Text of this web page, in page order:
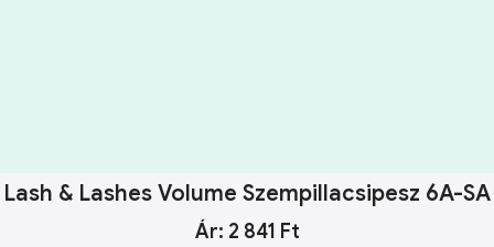
Lash & Lashes Volume Szempillacsipesz 6A-SA
Ár: 2 841 Ft